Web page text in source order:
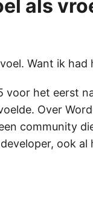
als
Want ik had
voor het eerst
Over
community
ook al